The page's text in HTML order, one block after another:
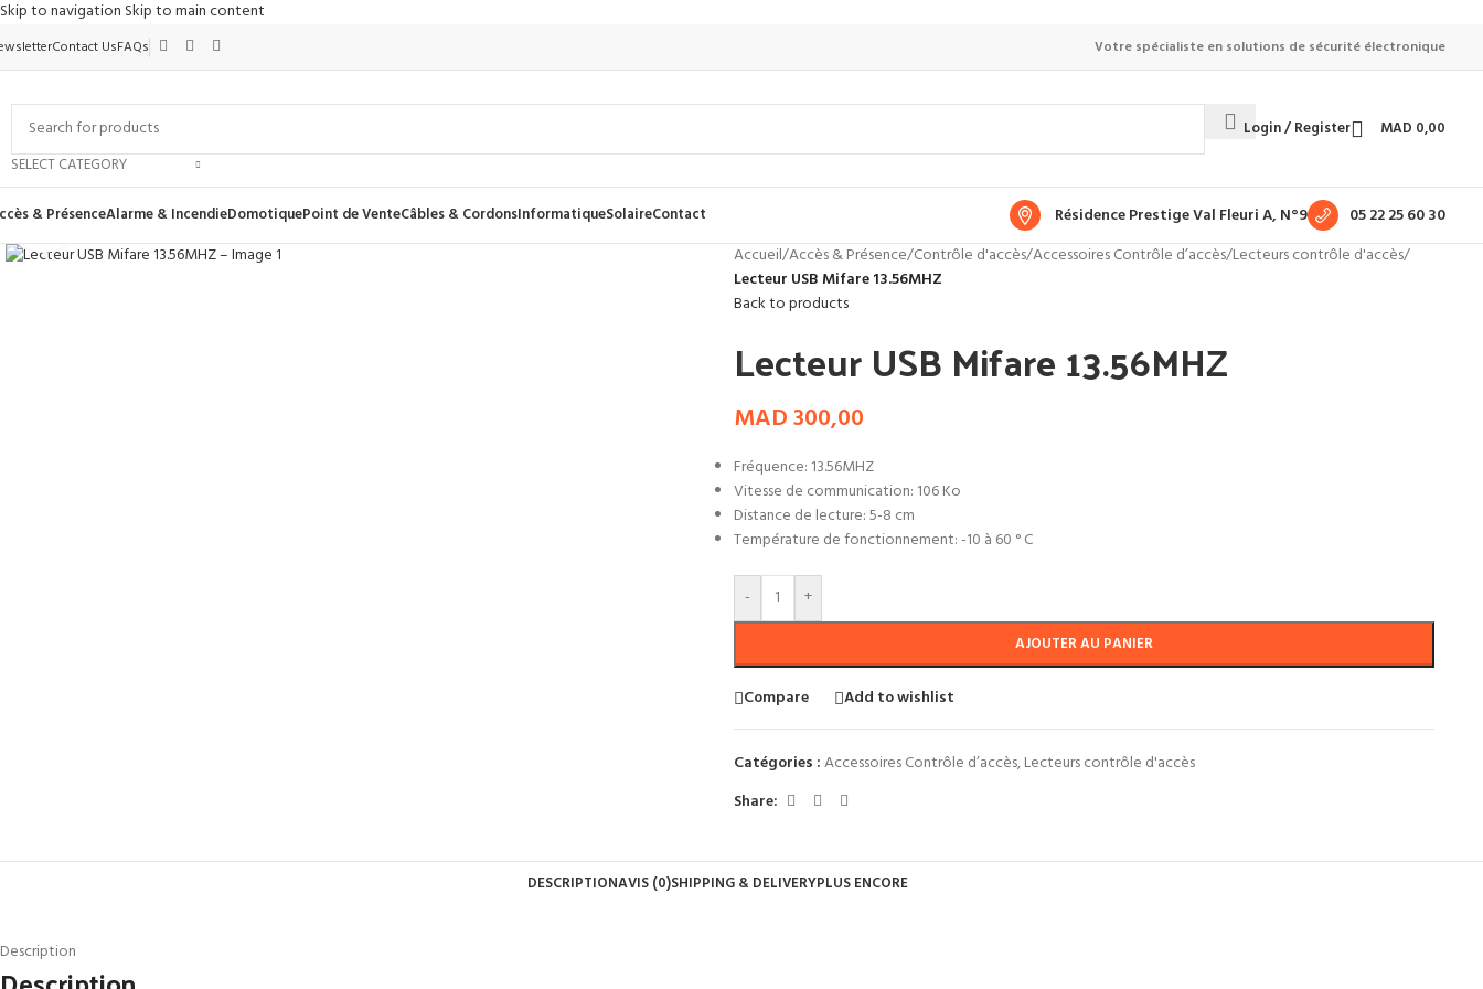
Skip to navigation Skip to main content
Contact UsFAQs Votre spécialiste en solutions de sécurité électronique
SELECT CATEGORY
Login / Register MAD 0,00
& PrésenceAlarme & IncendieDomotiquePoint de VenteCâbles & CordonsInformatiqueSolaireContact Résidence Prestige Val Fleuri A, N°9 05 22 25 60 30
Click to enlarge
Accueil/Accès & Présence/Contrôle d'accès/Accessoires Contrôle d’accès/Lecteurs contrôle d'accès/
Lecteur USB Mifare 13.56MHZ
Back to products
Lecteur USB Mifare 13.56MHZ
MAD300,00
Fréquence: 13.56MHZ
Vitesse de communication: 106 Ko
Distance de lecture: 5-8 cm
Température de fonctionnement: -10 à 60 ° C
- +
AJOUTER AU PANIER
Compare Add to wishlist
Catégories :Accessoires Contrôle d’accès,Lecteurs contrôle d'accès
Share:
DESCRIPTIONAVIS (0)SHIPPING & DELIVERYPLUS ENCORE
Description